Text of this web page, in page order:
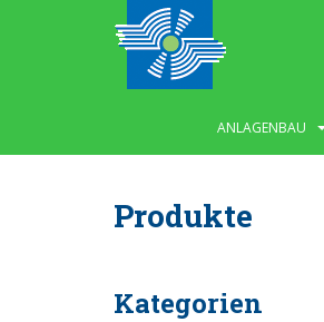
ANLAGENBAU
Produkte
Kategorien